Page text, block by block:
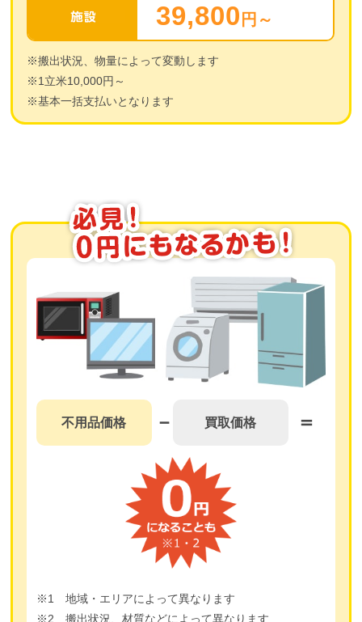
39,800 円～
※搬出状況、物量によって変動します
※1立米10,000円～
※基本一括支払いとなります
不用品価格 買取価格
※1 地域・エリアによって異なります
※2 搬出状況、材質などによって異なります